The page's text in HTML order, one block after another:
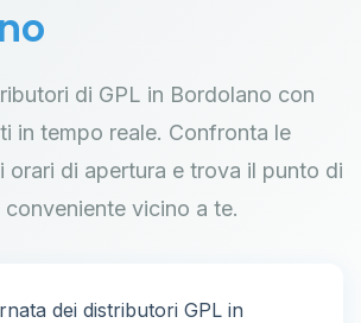
di GPL in Bordolano con
in tempo reale. Confronta le
orari di apertura e trova il punto di
vicino a te.
dei distributori GPL in